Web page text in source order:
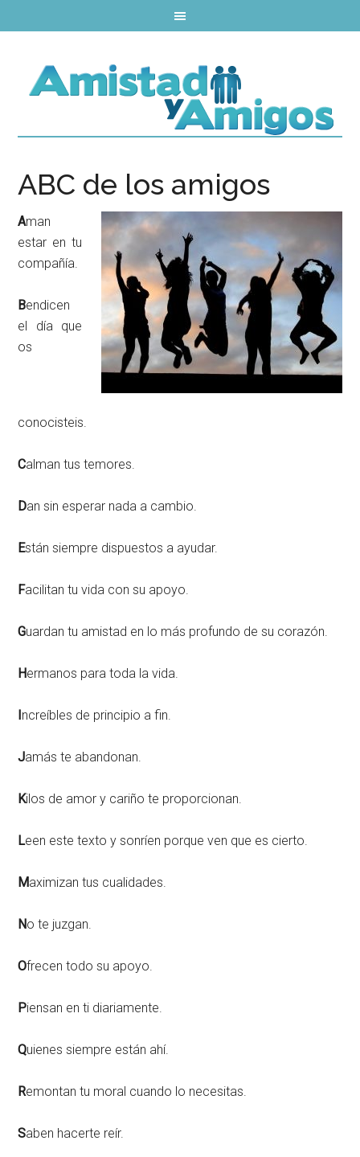
ABC de los amigos
Aman
estar en tu
compañía.
Bendicen
el día que
os
conocisteis.
Calman tus temores.
Dan sin esperar nada a cambio.
Están siempre dispuestos a ayudar.
Facilitan tu vida con su apoyo.
Guardan tu amistad en lo más profundo de su corazón.
Hermanos para toda la vida.
Increíbles de principio a fin.
Jamás te abandonan.
Kilos de amor y cariño te proporcionan.
Leen este texto y sonríen porque ven que es cierto.
Maximizan tus cualidades.
No te juzgan.
Ofrecen todo su apoyo.
Piensan en ti diariamente.
Quienes siempre están ahí.
Remontan tu moral cuando lo necesitas.
Saben hacerte reír.